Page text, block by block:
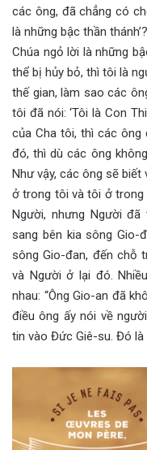
các ông, đã chẳng có
là những bậc thần
Chúa ngỏ lời là những
thể bị hủy bỏ, thì tôi là
thế gian, làm sao các
tôi đã nói: ‘Tôi là Con
của Cha tôi, thì các
đó, thì dù các ông
Như vậy, các ông sẽ biết
ở trong tôi và tôi ở trong
Người, nhưng Người
sang bên kia sông Gio-
sông Gio-đan, đến chỗ
và Người ở lại đó.
nhau: “Ông Gio-an đã
điều ông ấy nói về
tin vào Đức Giê-su. Đó là